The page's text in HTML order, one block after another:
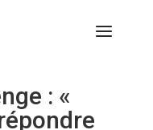
: «